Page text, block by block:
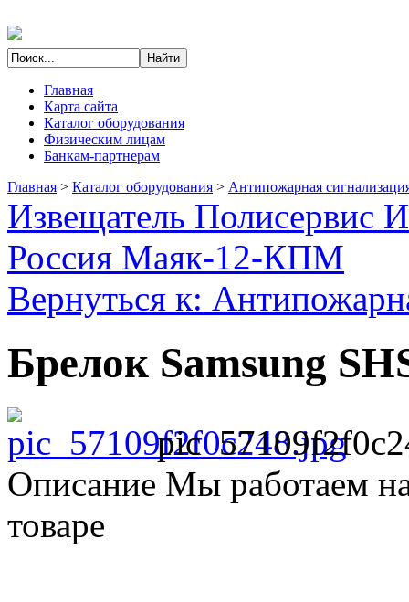
Главная
Карта сайта
Каталог оборудования
Физическим лицам
Банкам-партнерам
Главная > Каталог оборудования > Антипожарная
Извещатель
Россия Маяк-12-КПМ
Вернуться к:
Брелок Samsung
Описание Мы работаем
товаре